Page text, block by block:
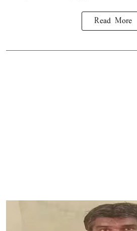
Read More